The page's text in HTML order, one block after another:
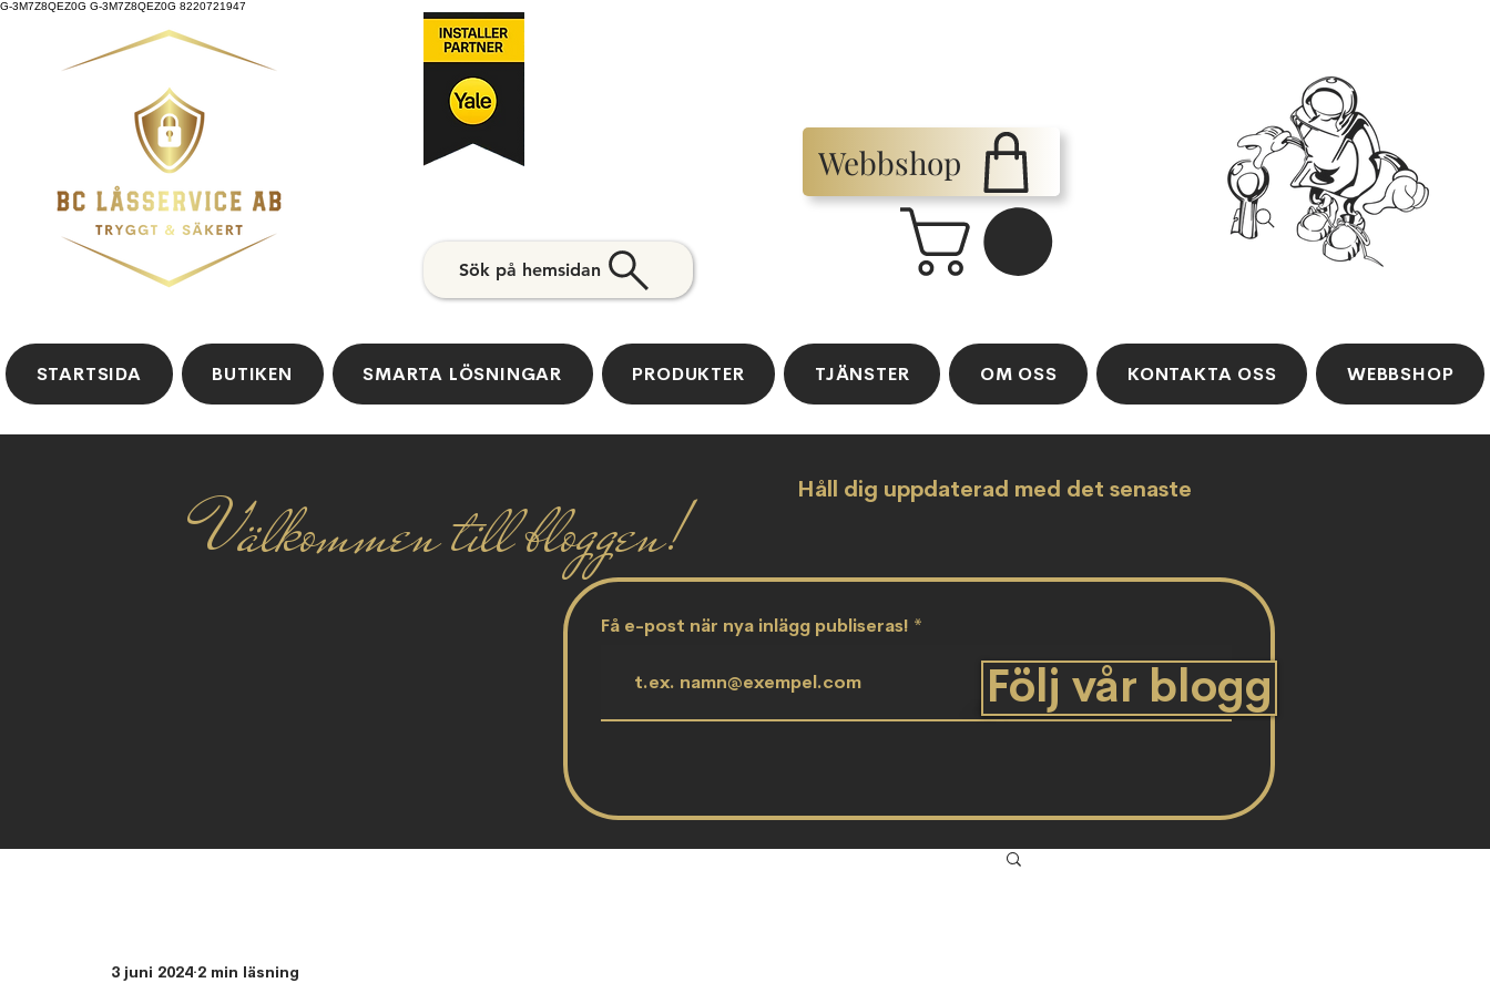
G-3M7Z8QEZ0G G-3M7Z8QEZ0G 8220721947
Sök på hemsidan
Webbshop
STARTSIDA BUTIKEN SMARTA LÖSNINGAR PRODUKTER TJÄNSTER OM OSS KONTAKTA OSS WEBBSHOP
Välkommen till bloggen! Håll dig uppdaterad med det senaste
Få e-post när nya inlägg publiseras!
Följ vår blogg
3 juni 2024 2 min läsning